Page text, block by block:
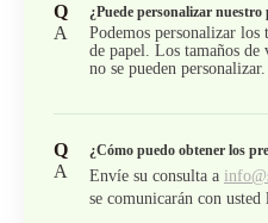
Q ¿Puede personalizar
A
Podemos personalizar los
de papel. Los tamaños de
no se pueden personalizar.
Q ¿Cómo puedo obtener los
A Envíe su consulta a
se comunicarán con usted